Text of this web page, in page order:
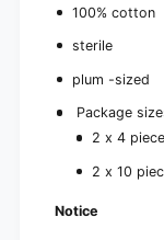
100% cotton
sterile
plum -sized
Package
2 x 4
2 x 10
Notice